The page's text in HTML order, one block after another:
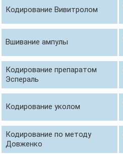
Кодирование Вивитролом
Вшивание ампулы
Кодирование препаратом
Эспераль
Кодирование уколом
Кодирование по методу
Довженко